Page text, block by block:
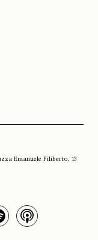
Emanuele Filiberto, 13